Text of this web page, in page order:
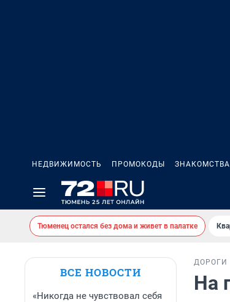
НЕДВИЖИМОСТЬ ПРОМОКОДЫ ЗНАКОМСТВА
Тюменец остался без дома и живет в палатке
ВСЕ НОВОСТИ
«Никогда не чувствовал себя
ДОРОГИ
На